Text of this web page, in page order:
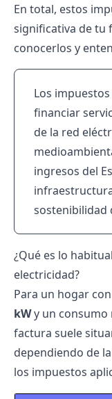
En total, estos
significativa de tu
conocerlos y
Los
financiar
de la red
ingresos del
sostenibilidad
¿Qué es lo
electricidad?
Para un hogar
kWy un consumo
factura suele
dependiendo de
los impuestos